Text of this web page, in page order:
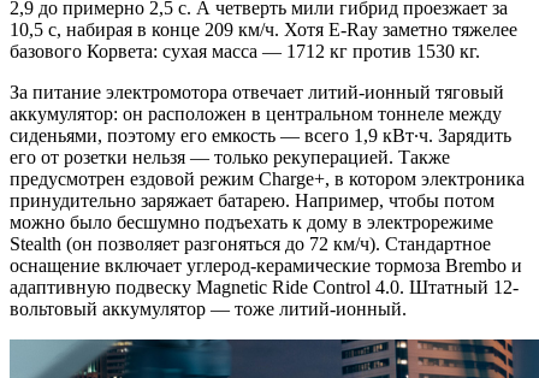
2,9 до примерно 2,5 с. А четверть мили гибрид проезжает за
10,5 с, набирая в конце 209 км/ч. Хотя E-Ray заметно тяжелее
базового Корвета: сухая масса — 1712 кг против 1530 кг.
За питание электромотора отвечает литий-ионный тяговый
аккумулятор: он расположен в центральном тоннеле между
сиденьями, поэтому его емкость — всего 1,9 кВт∙ч. Зарядить
его от розетки нельзя — только рекуперацией. Также
предусмотрен ездовой режим Charge+, в котором электроника
принудительно заряжает батарею. Например, чтобы потом
можно было бесшумно подъехать к дому в электрорежиме
Stealth (он позволяет разгоняться до 72 км/ч). Стандартное
оснащение включает углерод-керамические тормоза Brembo и
адаптивную подвеску Magnetic Ride Control 4.0. Штатный 12-
вольтовый аккумулятор — тоже литий-ионный.